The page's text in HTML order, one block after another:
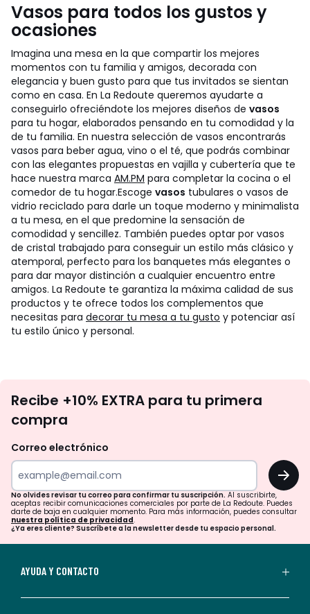
Vasos para todos los gustos y
ocasiones
Imagina una mesa en la que compartir los mejores
momentos con tu familia y amigos, decorada con
elegancia y buen gusto para que tus invitados se sientan
como en casa. En La Redoute queremos ayudarte a
conseguirlo ofreciéndote los mejores diseños de vasos
para tu hogar, elaborados pensando en tu comodidad y la
de tu familia. En nuestra selección de vasos encontrarás
vasos para beber agua, vino o el té, que podrás combinar
con las elegantes propuestas en vajilla y cubertería que te
hace nuestra marca AM.PM para completar la cocina o el
comedor de tu hogar.Escoge vasos tubulares o vasos de
vidrio reciclado para darle un toque moderno y minimalista
a tu mesa, en el que predomine la sensación de
comodidad y sencillez. También puedes optar por vasos
de cristal trabajado para conseguir un estilo más clásico y
atemporal, perfecto para los banquetes más elegantes o
para dar mayor distinción a cualquier encuentro entre
amigos. La Redoute te garantiza la máxima calidad de sus
productos y te ofrece todos los complementos que
necesitas para decorar tu mesa a tu gusto y potenciar así
tu estilo único y personal.
te
tu
para
confirmar
tu
suscripción.
aceptas
Recibe +10% EXTRA para tu primera
compra
Correo electrónico
OK
No olvides revisar tu correo para confirmar tu suscripción. Al suscribirte,
aceptas recibir comunicaciones comerciales por parte de La Redoute. Puedes
darte de baja en cualquier momento. Para más información, puedes consultar
nuestra política de privacidad.
¿Ya eres cliente? Suscríbete a la newsletter desde tu espacio personal.
AYUDA Y CONTACTO